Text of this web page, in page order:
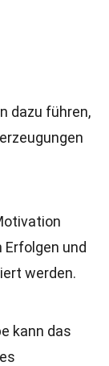
dazu führen,
und
werden.
kann das